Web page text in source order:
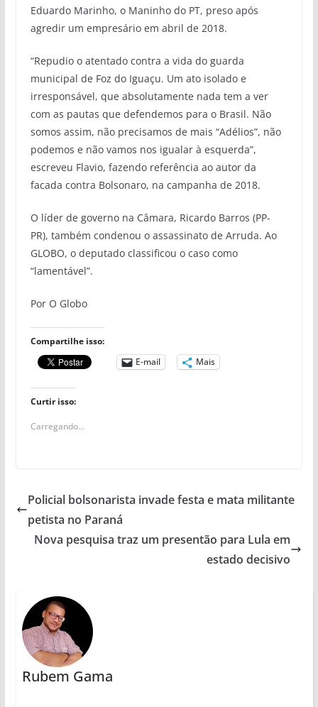
Eduardo Marinho, o Maninho do PT, preso após
agredir um empresário em abril de 2018.
“Repudio o atentado contra a vida do guarda
municipal de Foz do Iguaçu. Um ato isolado e
irresponsável, que absolutamente nada tem a ver
com as pautas que defendemos para o Brasil. Não
somos assim, não precisamos de mais “Adélios”, não
podemos e não vamos nos igualar à esquerda”,
escreveu Flavio, fazendo referência ao autor da
facada contra Bolsonaro, na campanha de 2018.
O líder de governo na Câmara, Ricardo Barros (PP-
PR), também condenou o assassinato de Arruda. Ao
GLOBO, o deputado classificou o caso como
“lamentável”.
Por O Globo
Compartilhe isso:
E-mail
Mais
Curtir isso:
Carregando...
Policial bolsonarista invade festa e mata militante
petista no Paraná
Nova pesquisa traz um presentão para Lula em
estado decisivo
Rubem Gama